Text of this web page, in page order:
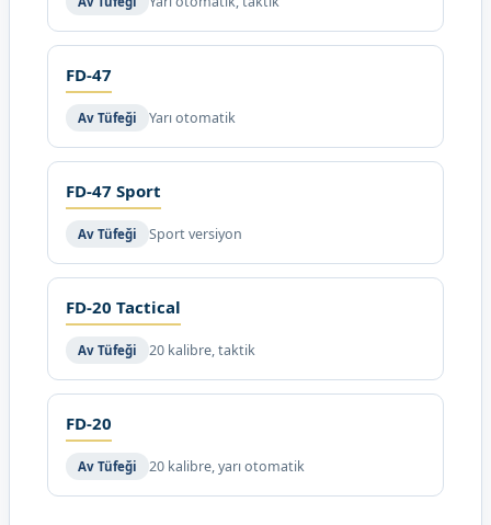
FD-47
Av Tüfeği Yarı otomatik
FD-47 Sport
Av Tüfeği Sport versiyon
FD-20 Tactical
Av Tüfeği 20 kalibre, taktik
FD-20
Av Tüfeği 20 kalibre, yarı otomatik